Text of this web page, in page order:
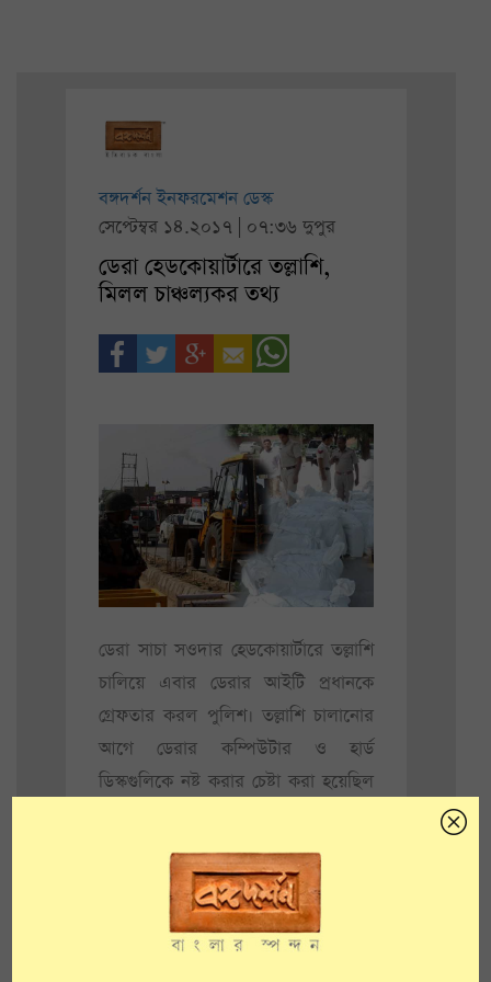
বঙ্গদর্শন ইনফরমেশন ডেস্ক
সেপ্টেম্বর ১৪.২০১৭ | ০৭:৩৬ দুপুর
ডেরা হেডকোয়ার্টারে তল্লাশি,
মিলল চাঞ্চল্যকর তথ্য
ডেরা সাচা সওদার হেডকোয়ার্টারে তল্লাশি
চালিয়ে এবার ডেরার আইটি প্রধানকে
গ্রেফতার করল পুলিশ। তল্লাশি চালানোর
আগে ডেরার কম্পিউটার ও হার্ড
ডিস্কগুলিকে নষ্ট করার চেষ্টা করা হয়েছিল
বিরুদ্ধে। সেইসঙ্গে ৬০টি হার্ড ডিস্ক
বাজেয়াপ্ত করা হয়েছে।
পুলিশ সূত্রে জানা গিয়েছে, তল্লাশি
অভিযানের আগেই ডেরার বেশ কিছু হার্ড